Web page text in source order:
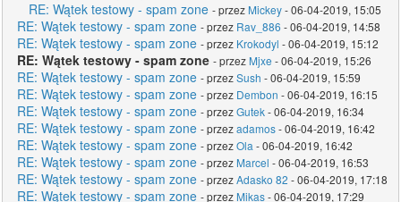
RE: Wątek testowy - spam zone - przez Mickey- 06-04-2019, 15:05
RE: Wątek testowy - spam zone - przez Rav_886 - 06-04-2019, 14:58
RE: Wątek testowy - spam zone - przez Krokodyl - 06-04-2019, 15:12
RE: Wątek testowy - spam zone - przez Mjxe - 06-04-2019, 15:26
RE: Wątek testowy - spam zone - przezSush - 06-04-2019, 15:59
RE: Wątek testowy - spam zone - przez Dembon - 06-04-2019, 16:15
RE: Wątek testowy - spam zone - przezGutek- 06-04-2019, 16:34
RE: Wątek testowy - spam zone - przezadamos- 06-04-2019, 16:42
RE: Wątek testowy - spam zone - przezOla - 06-04-2019, 16:42
RE: Wątek testowy - spam zone - przez Marcel - 06-04-2019, 16:53
RE: Wątek testowy - spam zone - przezAdasko 82 - 06-04-2019, 17:18
RE: Wątek testowy - spam zone - przez Mikas- 06-04-2019, 17:29